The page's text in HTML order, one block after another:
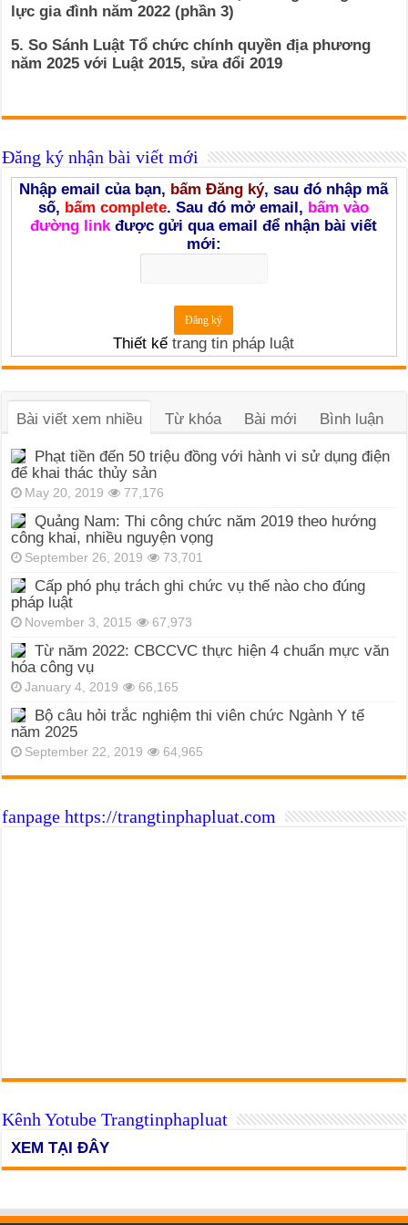
lực gia đình năm 2022 (phần 3)
5. So Sánh Luật Tổ chức chính quyền địa phương
năm 2025 với Luật 2015, sửa đổi 2019
Đăng ký nhận bài viết mới
Nhập email của bạn, bấm Đăng ký, sau đó nhập mã
số, bấm complete. Sau đó mở email, bấm vào
đường link được gửi qua email để nhận bài viết
mới:
Thiết kếtrang tin pháp luật
Bài viết xem nhiều Từ khóa Bài mới Bình luận
Phạt tiền đến 50 triệu đồng với hành vi sử dụng điện
để khai thác thủy sản
May 20, 2019 77,176
Quảng Nam: Thi công chức năm 2019 theo hướng
công khai, nhiều nguyện vọng
September 26, 2019 73,701
Cấp phó phụ trách ghi chức vụ thế nào cho đúng
pháp luật
November 3, 2015 67,973
Từ năm 2022: CBCCVC thực hiện 4 chuẩn mực văn
hóa công vụ
January 4, 2019 66,165
Bộ câu hỏi trắc nghiệm thi viên chức Ngành Y tế
năm 2025
September 22, 2019 64,965
fanpage https://trangtinphapluat.com
Kênh Yotube Trangtinphapluat
XEM TẠI ĐÂY